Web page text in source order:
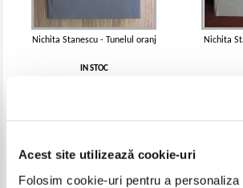
Acest site utilizează cookie-uri
Folosim cookie-uri pentru a
Nichita Stanescu - Tunelul oranj
IN STOC
Nichita